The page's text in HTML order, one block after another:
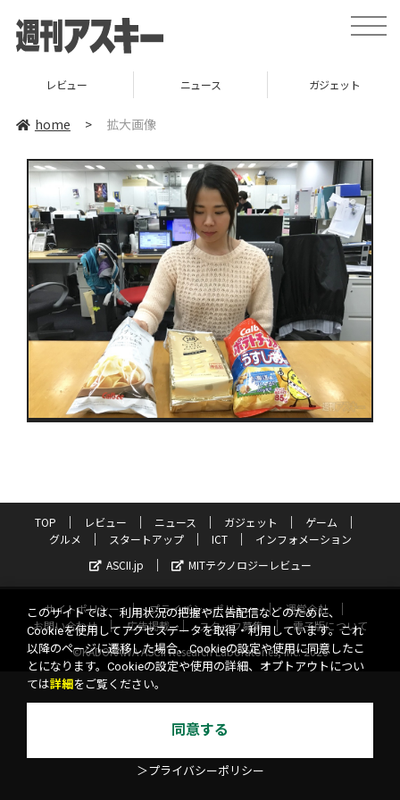
toggle
レビュー ニュース ガジェット
home > 拡大画像
TOP レビュー ニュース ガジェット
ゲーム
グルメ
スタートアップ ICT
インフォメーション
ASCII.jp
MITテクノロジーレビュー
サイトポリシー プライバシーポリシー
運営会社
お問い合わせ
広告掲載 スタッフ募集
電子版について
©KADOKAWA ASCII Research Laboratories, Inc. 2026
このサイトでは、利用状況の把握や広告配信などのために、
Cookieを使用してアクセスデータを取得・利用しています。これ
以降のページに遷移した場合、Cookieの設定や使用に同意したこ
とになります。Cookieの設定や使用の詳細、オプトアウトについ
ては詳細 をご覧ください。
同意する
＞プライバシーポリシー